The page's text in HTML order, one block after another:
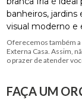
banheiros,
visual moderno e
Oferecemos também a
Externa Casa. Assim,
o prazer de atender
FAÇA UM